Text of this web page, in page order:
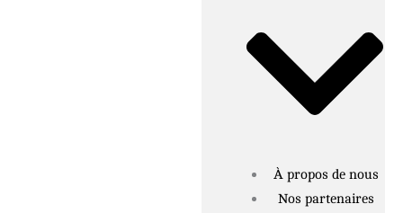
À propos de nous
Nos partenaires